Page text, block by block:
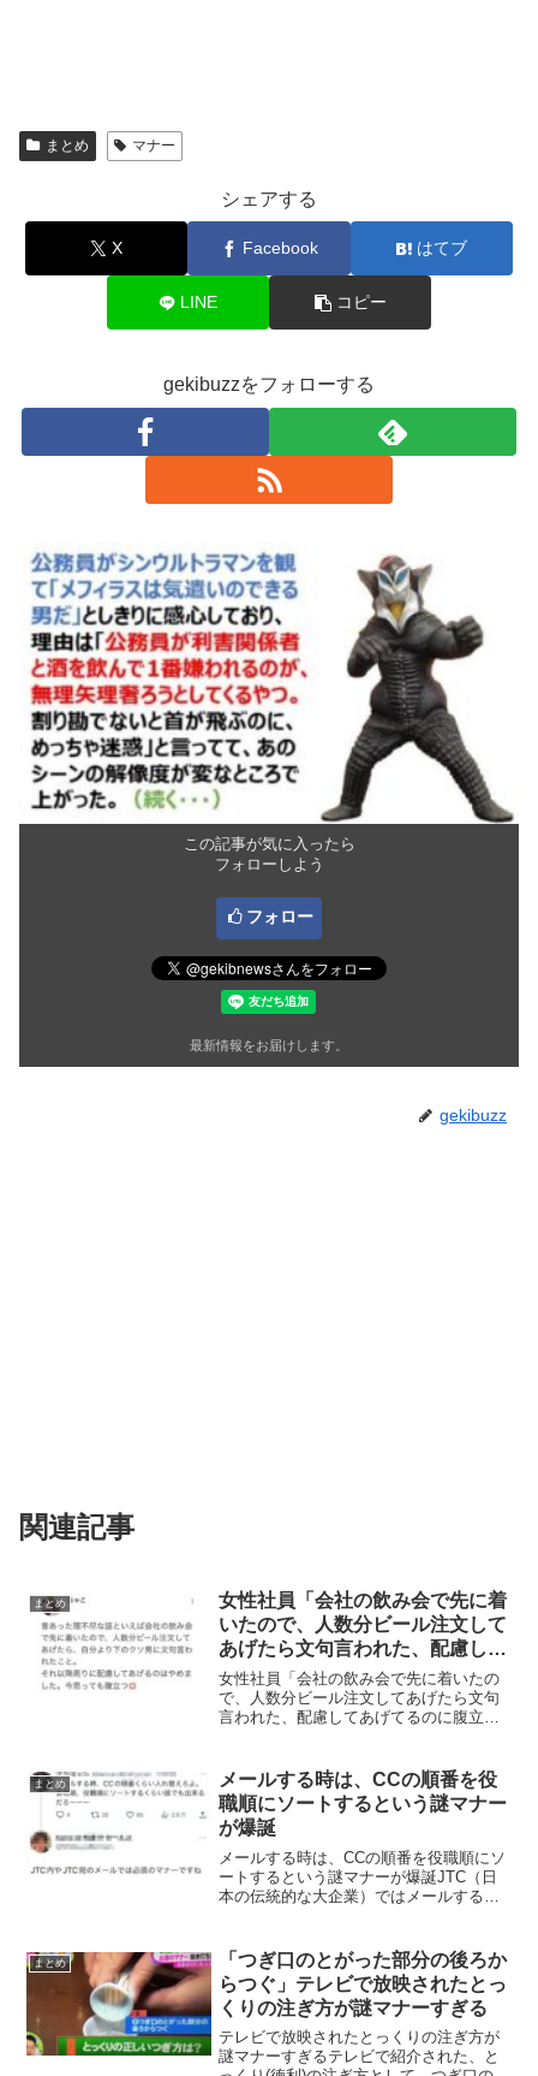
まとめ マナー
シェアする
X Facebook はてブ
LINE コピー
gekibuzzをフォローする
この記事が気に入ったら
フォローしよう
フォロー
最新情報をお届けします。
gekibuzz
関連記事
まとめ
女性社員「会社の飲み会で先に着
いたので、人数分ビール注文して
あげたら文句言われた、配慮して
あげてるのに腹立つ」
女性社員「会社の飲み会で先に着いたの
で、人数分ビール注文してあげたら文句
言われた、配慮してあげてるのに腹立
注文してあげたら、自分より下のクソ男
に文句言われたこと。それ以...
まとめ
メールする時は、CCの順番を役
職順にソートするという謎マナー
が爆誕
メールする時は、CCの順番を役職順にソ
ートするという謎マナーが爆誕JTC（日
本の伝統的な大企業）ではメールする時
話題なっています。ど典型のJTC2社で働
いたことがある...
まとめ
「つぎ口のとがった部分の後ろか
らつぐ」テレビで放映されたとっ
くりの注ぎ方が謎マナーすぎる
テレビで放映されたとっくりの注ぎ方が
謎マナーすぎるテレビで紹介された、と